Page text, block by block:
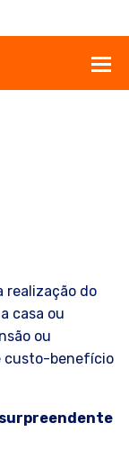
realização do
casa ou
ou
custo-benefício
surpreendente